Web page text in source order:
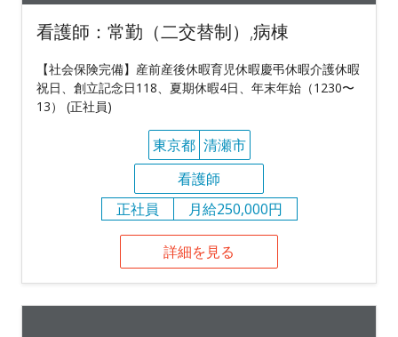
看護師：常勤（二交替制）,病棟
【社会保険完備】産前産後休暇育児休暇慶弔休暇介護休暇
祝日、創立記念日118、夏期休暇4日、年末年始（1230〜
13） (正社員)
東京都 清瀬市
看護師
正社員
月給250,000円
詳細を見る